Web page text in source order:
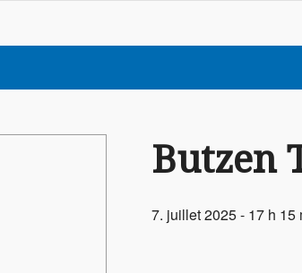
Butzen
7. juillet 2025 - 17 h 15